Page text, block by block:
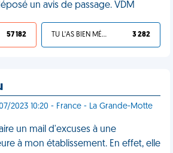
un avis de passage. VDM
57 182 TU L'AS BIEN MÉRITÉ 3 282
2023 10:20 - France - La Grande-Motte
un mail d'excuses à une
à mon établissement. En effet, elle